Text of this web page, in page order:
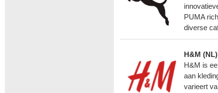
PUMA
diverse
H&M (NL)
H&M is
aan
varieert